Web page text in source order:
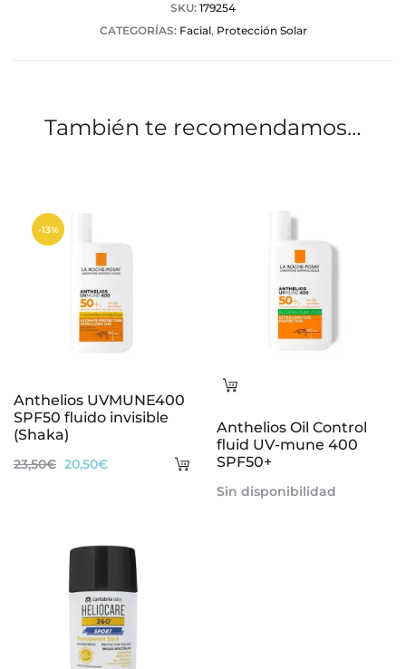
SKU: 179254
CATEGORÍAS: Facial, Protección Solar
También te recomendamos…
-13%
Añadir
Anthelios UVMUNE400
SPF50 fluido invisible
(Shaka)
23,50€ El
era:
23,50€.
20,50€El
es:
20,50€.
Leer
Anthelios Oil Control
fluid UV-mune 400
SPF50+
Sin disponibilidad